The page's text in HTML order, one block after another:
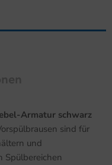
Armatur schwarz
sind für
und
Spülbereichen